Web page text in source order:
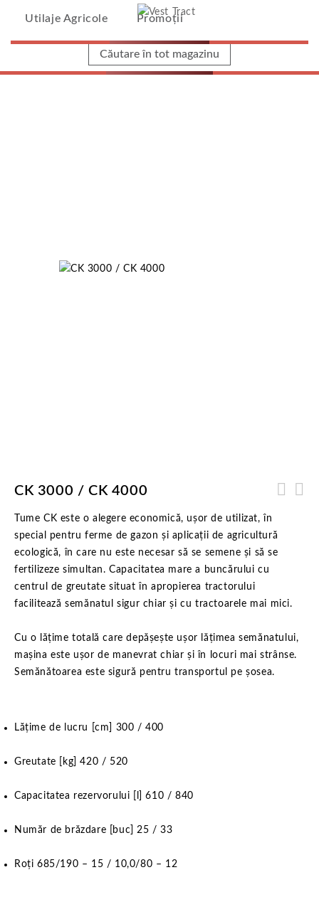
Utilaje Agricole Promoții
CK 3000 / CK 4000
Tume CK este o alegere economică, ușor de utilizat, în
special pentru ferme de gazon și aplicații de agricultură
ecologică, în care nu este necesar să se semene și să se
fertilizeze simultan. Capacitatea mare a buncărului cu
centrul de greutate situat în apropierea tractorului
facilitează semănatul sigur chiar și cu tractoarele mai mici.
Cu o lățime totală care depășește ușor lățimea semănatului,
mașina este ușor de manevrat chiar și în locuri mai strânse.
Semănătoarea este sigură pentru transportul pe șosea.
Lățime de lucru [cm] 300 / 400
Greutate [kg] 420 / 520
Capacitatea rezervorului [l] 610 / 840
Număr de brăzdare [buc] 25 / 33
Roți 685/190 – 15 / 10,0/80 – 12